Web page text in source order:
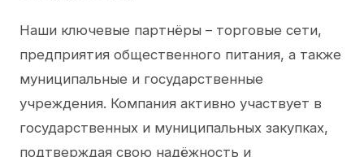
Наши ключевые партнёры – торговые сети,
предприятия общественного питания, а также
муниципальные и государственные
учреждения. Компания активно участвует в
государственных и муниципальных закупках,
подтверждая свою надёжность и